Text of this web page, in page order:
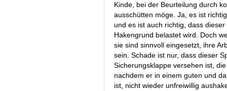
Kinde, bei der Beurteilung durch
ausschütten möge. Ja, es ist
und es ist auch richtig, dass
Hakengrund belastet wird. Doch
sie sind sinnvoll eingesetzt, ihre
sein. Schade ist nur, dass dieser
Sicherungsklappe versehen ist,
nachdem er in einem guten und
ist, nicht wieder unfreiwillig